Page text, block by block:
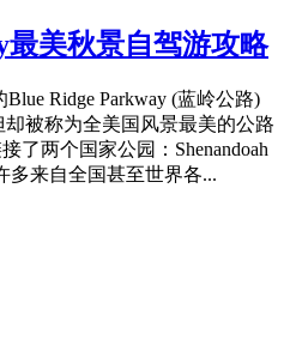
最美秋景自驾游攻略
Ridge Parkway (蓝岭公路)
被称为全美国风景最美的公路
了两个国家公园：Shenandoah
多来自全国甚至世界各...